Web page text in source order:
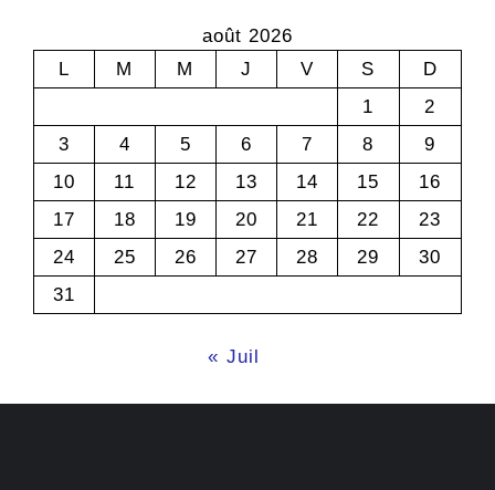
août 2026
L
M M J V S
D
1
2
3
4 5 6 7 8
9
10
11 12 13 14 15
16
17
18 19 20 21 22
23
24
25 26 27 28 29
30
31
« Juil